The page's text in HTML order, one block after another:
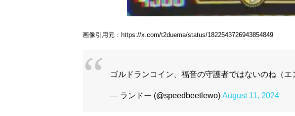
画像引用元：https://x.com/t2duema/status/1822543726943854849
ゴルドランコイン、福音の守護者ではないのね（エ
— ランドー (@speedbeetlewo) August 11, 2024